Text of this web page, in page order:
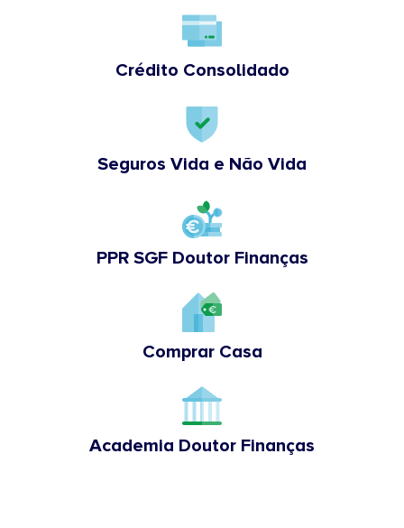
Crédito Consolidado
Seguros Vida e Não Vida
PPR SGF Doutor Finanças
Comprar Casa
Academia Doutor Finanças